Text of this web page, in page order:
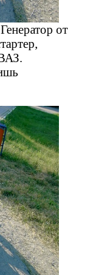
от